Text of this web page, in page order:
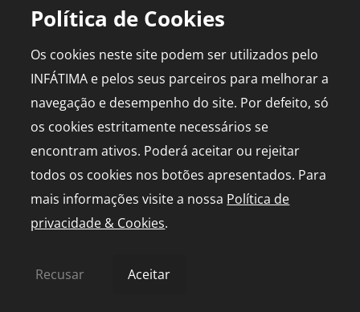
Saber mais
LINKS POPULARES
Diário de Bordo
Agenda
Capelinha em direto
PARA PROFISSIONAIS
Publicidade
Media Kit
© 2026 infatima.pt™. Todos os direitos reservados
Mapa do Site
Política de Cookies
Os cookies neste site podem ser utilizados pelo
INFÁTIMA e pelos seus parceiros para melhorar a
navegação e desempenho do site. Por defeito, só
os cookies estritamente necessários se
encontram ativos. Poderá aceitar ou rejeitar
todos os cookies nos botões apresentados. Para
mais informações visite a nossa Política de
privacidade & Cookies.
Recusar Aceitar